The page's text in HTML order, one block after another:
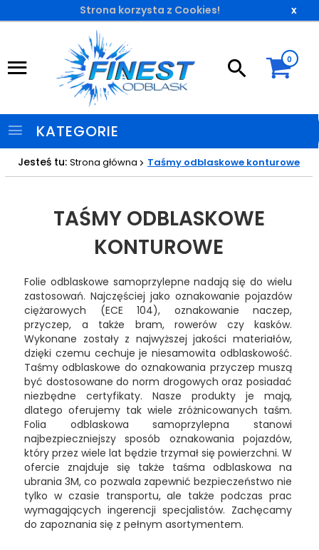
Strona korzysta z Cookies! x
0
KATEGORIE
Jesteś tu: Strona główna Taśmy odblaskowe konturowe
TAŚMY ODBLASKOWE
KONTUROWE
Folie odblaskowe samoprzylepne nadają się do wielu
zastosowań. Najczęściej jako oznakowanie pojazdów
ciężarowych (ECE 104), oznakowanie naczep,
przyczep, a także bram, rowerów czy kasków.
Wykonane zostały z najwyższej jakości materiałów,
dzięki czemu cechuje je niesamowita odblaskowość.
Taśmy odblaskowe do oznakowania przyczep muszą
być dostosowane do norm drogowych oraz posiadać
niezbędne certyfikaty. Nasze produkty je mają,
dlatego oferujemy tak wiele zróżnicowanych taśm.
Folia odblaskowa samoprzylepna stanowi
najbezpieczniejszy sposób oznakowania pojazdów,
który przez wiele lat będzie trzymał się powierzchni. W
ofercie znajduje się także taśma odblaskowa na
ubrania 3M, co pozwala zapewnić bezpieczeństwo nie
tylko w czasie transportu, ale także podczas prac
wymagających ingerencji specjalistów. Zachęcamy
do zapoznania się z pełnym asortymentem.